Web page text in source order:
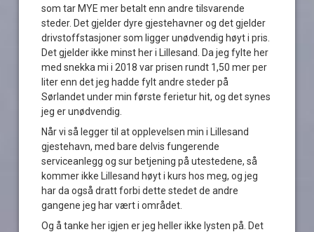
som tar MYE mer betalt enn andre tilsvarende
steder. Det gjelder dyre gjestehavner og det gjelder
drivstoffstasjoner som ligger unødvendig høyt i pris.
Det gjelder ikke minst her i Lillesand. Da jeg fylte her
med snekka mi i 2018 var prisen rundt 1,50 mer per
liter enn det jeg hadde fylt andre steder på
Sørlandet under min første ferietur hit, og det synes
jeg er unødvendig.
Når vi så legger til at opplevelsen min i Lillesand
gjestehavn, med bare delvis fungerende
serviceanlegg og sur betjening på utestedene, så
kommer ikke Lillesand høyt i kurs hos meg, og jeg
har da også dratt forbi dette stedet de andre
gangene jeg har vært i området.
Og å tanke her igjen er jeg heller ikke lysten på. Det